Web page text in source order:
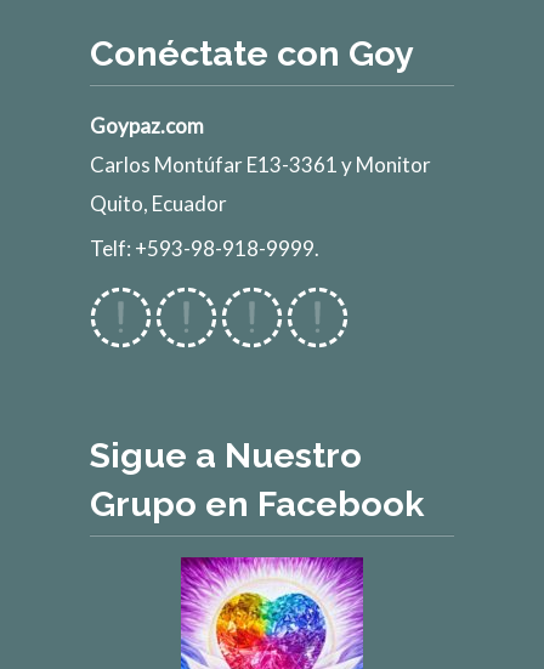
Conéctate con Goy
Goypaz.com
Carlos Montúfar E13-3361 y Monitor
Quito, Ecuador
Telf: +593-98-918-9999.
Sigue a Nuestro
Grupo en Facebook